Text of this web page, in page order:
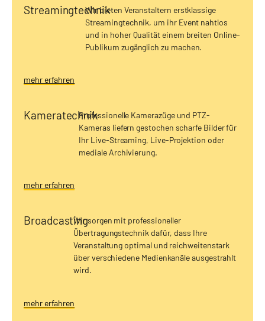
StreamingtechnikWir bieten Veranstaltern erstklassige
Streamingtechnik, um ihr Event nahtlos
und in hoher Qualität einem breiten Online-
Publikum zugänglich zu machen.
mehr erfahren
KameratechnikProfessionelle Kamerazüge und PTZ-
Kameras liefern gestochen scharfe Bilder für
Ihr Live-Streaming, Live-Projektion oder
mediale Archivierung.
mehr erfahren
BroadcastingWir sorgen mit professioneller
Übertragungstechnik dafür, dass Ihre
Veranstaltung optimal und reichweitenstark
über verschiedene Medienkanäle ausgestrahlt
wird.
mehr erfahren